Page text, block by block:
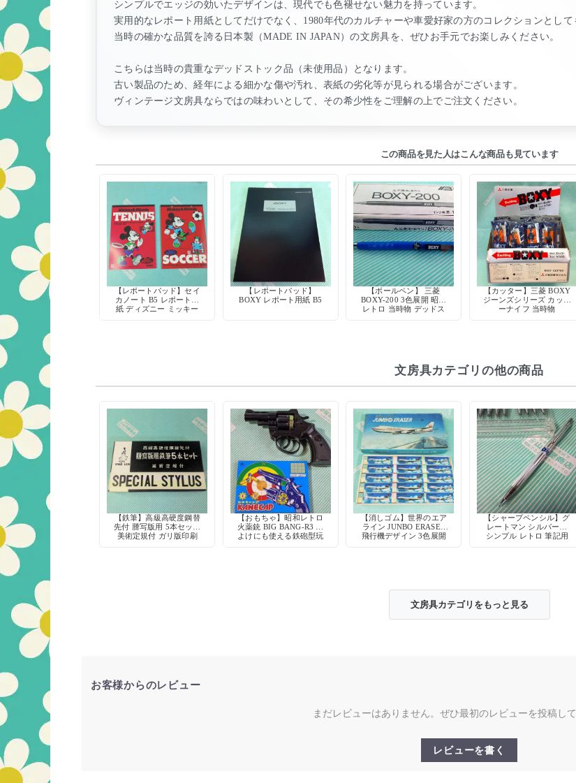
シンプルでエッジの効いたデザインは、現代でも色褪せない魅力を持っています。
実用的なレポート用紙としてだけでなく、1980年代のカルチャーや車愛好家の方のコレクションとして
当時の確かな品質を誇る日本製（MADE IN JAPAN）の文房具を、ぜひお手元でお楽しみください。
こちらは当時の貴重なデッドストック品（未使用品）となります。
古い製品のため、経年による細かな傷や汚れ、表紙の劣化等が見られる場合がございます。
ヴィンテージ文房具ならではの味わいとして、その希少性をご理解の上でご注文ください。
この商品を見た人はこんな商品も見ています
【レポートパッド】セイ
カノート B5 レポート用
紙 ディズニー ミッキー
【レポートパッド】
BOXY レポート用紙 B5
【ボールペン】 三菱
BOXY-200 3色展開 昭和
レトロ 当時物 デッドス
【カッター】三菱 BOXY
ジーンズシリーズ カッタ
ーナイフ 当時物
文房具カテゴリの他の商品
【鉄筆】高級高硬度鋼替
先付 謄写版用 5本セット
美術定規付 ガリ版印刷
【おもちゃ】昭和レトロ
火薬銃 BIG BANG-R3 熊
よけにも使える鉄砲型玩
【消しゴム】世界のエア
ライン JUNBO ERASER
飛行機デザイン 3色展開
【シャープペンシル】グ
レートマン シルバー軸
シンプル レトロ 筆記用
文房具カテゴリをもっと見る
お客様からのレビュー
まだレビューはありません。ぜひ最初のレビューを投稿して
レビューを書く